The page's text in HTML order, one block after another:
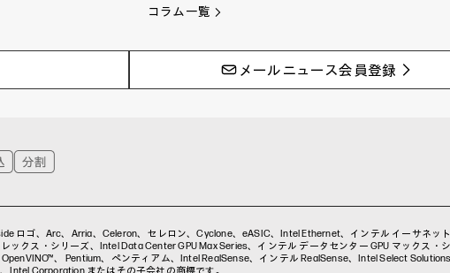
コラム一覧
メールニュース会員登録
ロゴ、Arc、Arria、Celeron、セレロン、Cyclone、eASIC、Intel Ethernet、インテル イーサネ
ックス・シリーズ、Intel Data Center GPU Max Series、インテル データセンター GPU マックス
、 Pentium、ペンティアム、Intel RealSense、インテル RealSense、Intel Select